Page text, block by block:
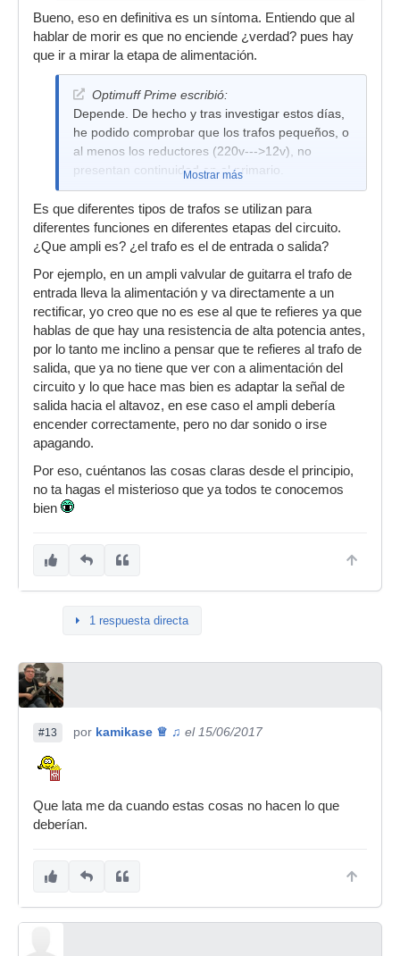
Bueno, eso en definitiva es un síntoma. Entiendo que al
hablar de morir es que no enciende ¿verdad? pues hay
que ir a mirar la etapa de alimentación.
Optimuff Prime escribió:
Depende. De hecho y tras investigar estos días,
he podido comprobar que los trafos pequeños, o
al menos los reductores (220v--->12v), no
presentan continuidad en el primario.
Mostrar más
Es que diferentes tipos de trafos se utilizan para
diferentes funciones en diferentes etapas del circuito.
¿Que ampli es? ¿el trafo es el de entrada o salida?
Por ejemplo, en un ampli valvular de guitarra el trafo de
entrada lleva la alimentación y va directamente a un
rectificar, yo creo que no es ese al que te refieres ya que
hablas de que hay una resistencia de alta potencia antes,
por lo tanto me inclino a pensar que te refieres al trafo de
salida, que ya no tiene que ver con a alimentación del
circuito y lo que hace mas bien es adaptar la señal de
salida hacia el altavoz, en ese caso el ampli debería
encender correctamente, pero no dar sonido o irse
apagando.
Por eso, cuéntanos las cosas claras desde el principio,
no ta hagas el misterioso que ya todos te conocemos
bien
1 respuesta directa
#13 por kamikase ♕ ♫ el 15/06/2017
Que lata me da cuando estas cosas no hacen lo que
deberían.